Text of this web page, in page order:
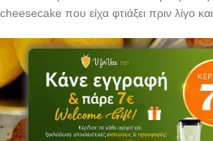
cheesecake που είχα φτιάξει πριν λίγο